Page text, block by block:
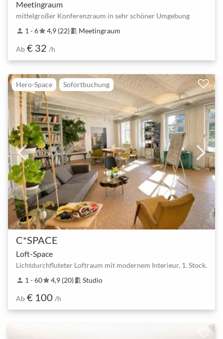
Meetingraum
mittelgroßer Konferenzraum in sehr schöner Umgebung
person 1 - 6star4,9 (22) meeting_room Meetingraum
Ab € 32 /h
Hero-Space Sofortbuchung
C*SPACE
Loft-Space
Lichtdurchfluteter Loftraum mit modernem Interieur, 1. Stock.
person 1 - 60star4,9 (20) meeting_room Studio
Ab € 100 /h